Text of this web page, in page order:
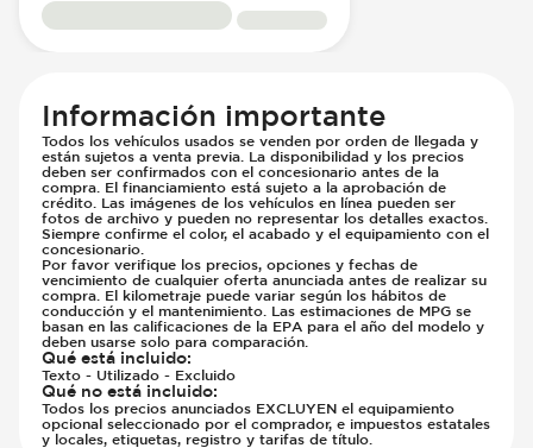
Información importante
Todos los vehículos usados se venden por orden de llegada y
están sujetos a venta previa. La disponibilidad y los precios
deben ser confirmados con el concesionario antes de la
compra. El financiamiento está sujeto a la aprobación de
crédito. Las imágenes de los vehículos en línea pueden ser
fotos de archivo y pueden no representar los detalles exactos.
Siempre confirme el color, el acabado y el equipamiento con el
concesionario.
Por favor verifique los precios, opciones y fechas de
vencimiento de cualquier oferta anunciada antes de realizar su
compra. El kilometraje puede variar según los hábitos de
conducción y el mantenimiento. Las estimaciones de MPG se
basan en las calificaciones de la EPA para el año del modelo y
deben usarse solo para comparación.
Qué está incluido:
Texto - Utilizado - Excluido
Qué no está incluido:
Todos los precios anunciados EXCLUYEN el equipamiento
opcional seleccionado por el comprador, e impuestos estatales
y locales, etiquetas, registro y tarifas de título.